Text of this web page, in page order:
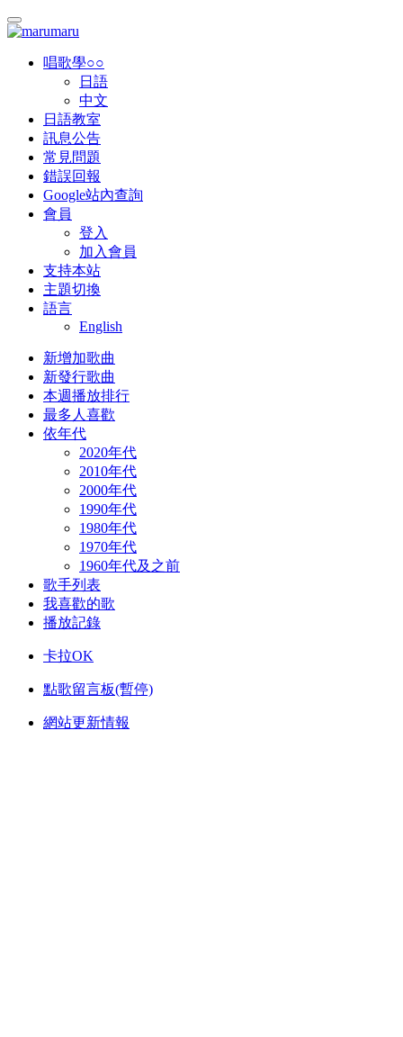
唱歌學○○
日語
中文
日語教室
訊息公告
常見問題
錯誤回報
Google站內查詢
會員
登入
加入會員
支持本站
主題切換
語言
English
新增加歌曲
新發行歌曲
本週播放排行
最多人喜歡
依年代
2020年代
2010年代
2000年代
1990年代
1980年代
1970年代
1960年代及之前
歌手列表
我喜歡的歌
播放記錄
卡拉OK
點歌留言板(暫停)
網站更新情報